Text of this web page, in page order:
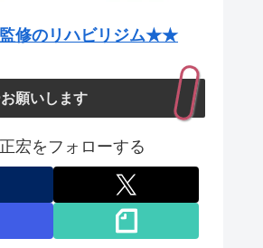
修のリハビリジム★★
願いします
宏をフォローする